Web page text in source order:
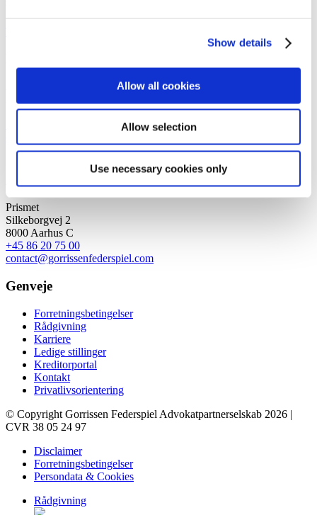
Show details
Allow all cookies
Allow selection
Use necessary cookies only
1609 København V
Prismet
Silkeborgvej 2
8000 Aarhus C
+45 86 20 75 00
contact@gorrissenfederspiel.com
Genveje
Forretningsbetingelser
Rådgivning
Karriere
Ledige stillinger
Kreditorportal
Kontakt
Privatlivsorientering
© Copyright Gorrissen Federspiel Advokatpartnerselskab 2026 |
CVR 38 05 24 97
Disclaimer
Forretningsbetingelser
Persondata & Cookies
Rådgivning